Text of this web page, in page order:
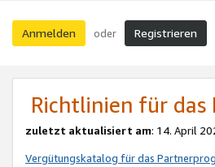
Anmelden oder Registrieren
Richtlinien für
zuletzt aktualisiert am: 14. April
Vergütungskatalog für das